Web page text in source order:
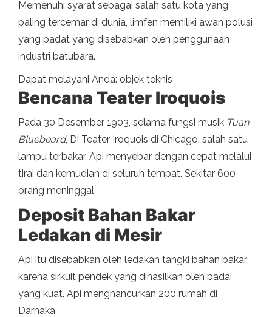
Memenuhi syarat sebagai salah satu kota yang
paling tercemar di dunia, limfen memiliki awan polusi
yang padat yang disebabkan oleh penggunaan
industri batubara.
Dapat melayani Anda: objek teknis
Bencana Teater Iroquois
Pada 30 Desember 1903, selama fungsi musik Tuan
Bluebeard, Di Teater Iroquois di Chicago, salah satu
lampu terbakar. Api menyebar dengan cepat melalui
tirai dan kemudian di seluruh tempat. Sekitar 600
orang meninggal.
Deposit Bahan Bakar
Ledakan di Mesir
Api itu disebabkan oleh ledakan tangki bahan bakar,
karena sirkuit pendek yang dihasilkan oleh badai
yang kuat. Api menghancurkan 200 rumah di
Darnaka.